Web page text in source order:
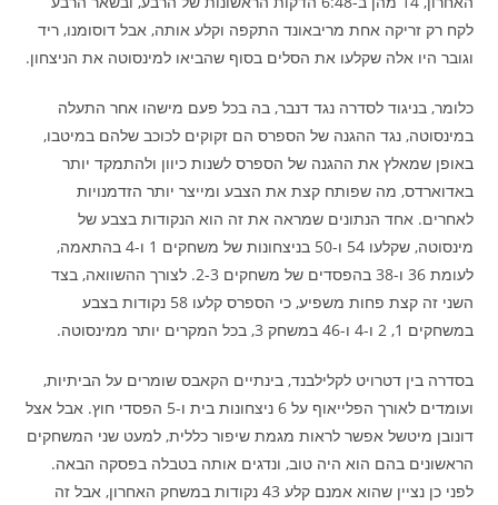
לקח רק זריקה אחת מריבאונד התקפה וקלע אותה, אבל דוסומנו, ריד
וגובר היו אלה שקלעו את הסלים בסוף שהביאו למינסוטה את הניצחון.
כלומר, בניגוד לסדרה נגד דנבר, בה בכל פעם מישהו אחר התעלה
במינסוטה, נגד ההגנה של הספרס הם זקוקים לכוכב שלהם במיטבו,
באופן שמאלץ את ההגנה של הספרס לשנות כיוון ולהתמקד יותר
באדוארדס, מה שפותח קצת את הצבע ומייצר יותר הזדמנויות
לאחרים. אחד הנתונים שמראה את זה הוא הנקודות בצבע של
מינסוטה, שקלעו 54 ו-50 בניצחונות של משחקים 1 ו-4 בהתאמה,
לעומת 36 ו-38 בהפסדים של משחקים 2-3. לצורך ההשוואה, בצד
השני זה קצת פחות משפיע, כי הספרס קלעו 58 נקודות בצבע
במשחקים 1, 2 ו-4 ו-46 במשחק 3, בכל המקרים יותר ממינסוטה.
בסדרה בין דטרויט לקלילבנד, בינתיים הקאבס שומרים על הביתיות,
ועומדים לאורך הפלייאוף על 6 ניצחונות בית ו-5 הפסדי חוץ. אבל אצל
דונובן מיטשל אפשר לראות מגמת שיפור כללית, למעט שני המשחקים
הראשונים בהם הוא היה טוב, ונדגים אותה בטבלה בפסקה הבאה.
לפני כן נציין שהוא אמנם קלע 43 נקודות במשחק האחרון, אבל זה